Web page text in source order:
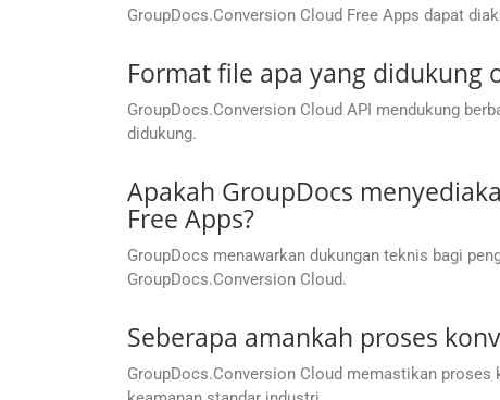
GroupDocs.Conversion Cloud Free Apps dapat
Format file apa yang didukung
GroupDocs.Conversion Cloud API mendukung
didukung.
Apakah GroupDocs
Free Apps?
GroupDocs menawarkan dukungan teknis bagi
GroupDocs.Conversion Cloud.
Seberapa amankah proses
GroupDocs.Conversion Cloud memastikan